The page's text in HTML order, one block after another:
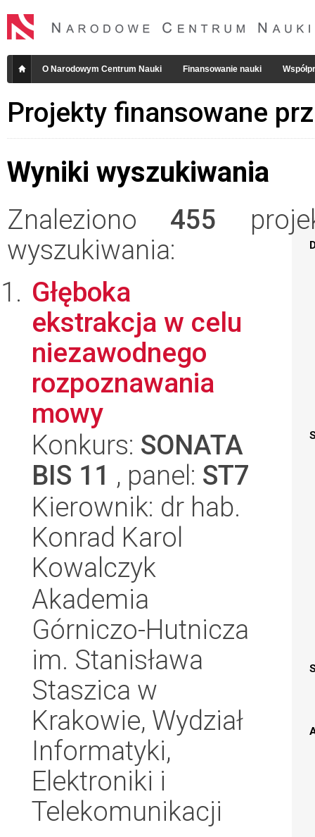
O Narodowym Centrum Nauki Finansowanie nauki
Projekty finansowane
Wyniki wyszukiwania
Znaleziono 455
wyszukiwania:
Głęboka
ekstrakcja w celu
niezawodnego
rozpoznawania
mowy
Konkurs: SONATA
BIS 11 , panel: ST7
Kierownik: dr hab.
Konrad Karol
Kowalczyk
Akademia
Górniczo-Hutnicza
im. Stanisława
Staszica w
Krakowie, Wydział
Informatyki,
Elektroniki i
Telekomunikacji